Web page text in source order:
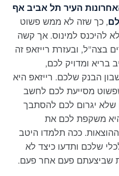
העיר תל אביב אף
, כך שזה לא ממש פשוט
להיכנס למינוס. אך קשה
ובעזרת רייזאפ זה
ומדויק לכם,
הבנק שלכם. רייזאפ היא
מסייעת לכם לחשב
יגרום לכם להסתבך
משקפת לכם את
ככה תלמדו היטב
שלכם ותדעו כיצד לא
שביצעתם פעם אחר פעם.